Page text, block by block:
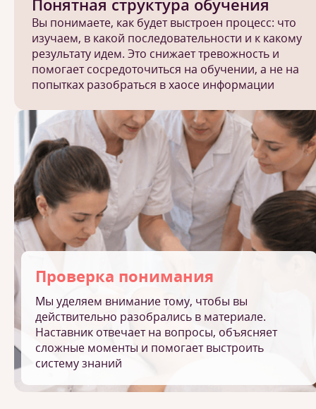
Понятная структура обучения
Вы понимаете, как будет выстроен процесс: что
изучаем, в какой последовательности и к какому
результату идем. Это снижает тревожность и
помогает сосредоточиться на обучении, а не на
попытках разобраться в хаосе информации
Проверка понимания
Мы уделяем внимание тому, чтобы вы
действительно разобрались в материале.
Наставник отвечает на вопросы, объясняет
сложные моменты и помогает выстроить
систему знаний